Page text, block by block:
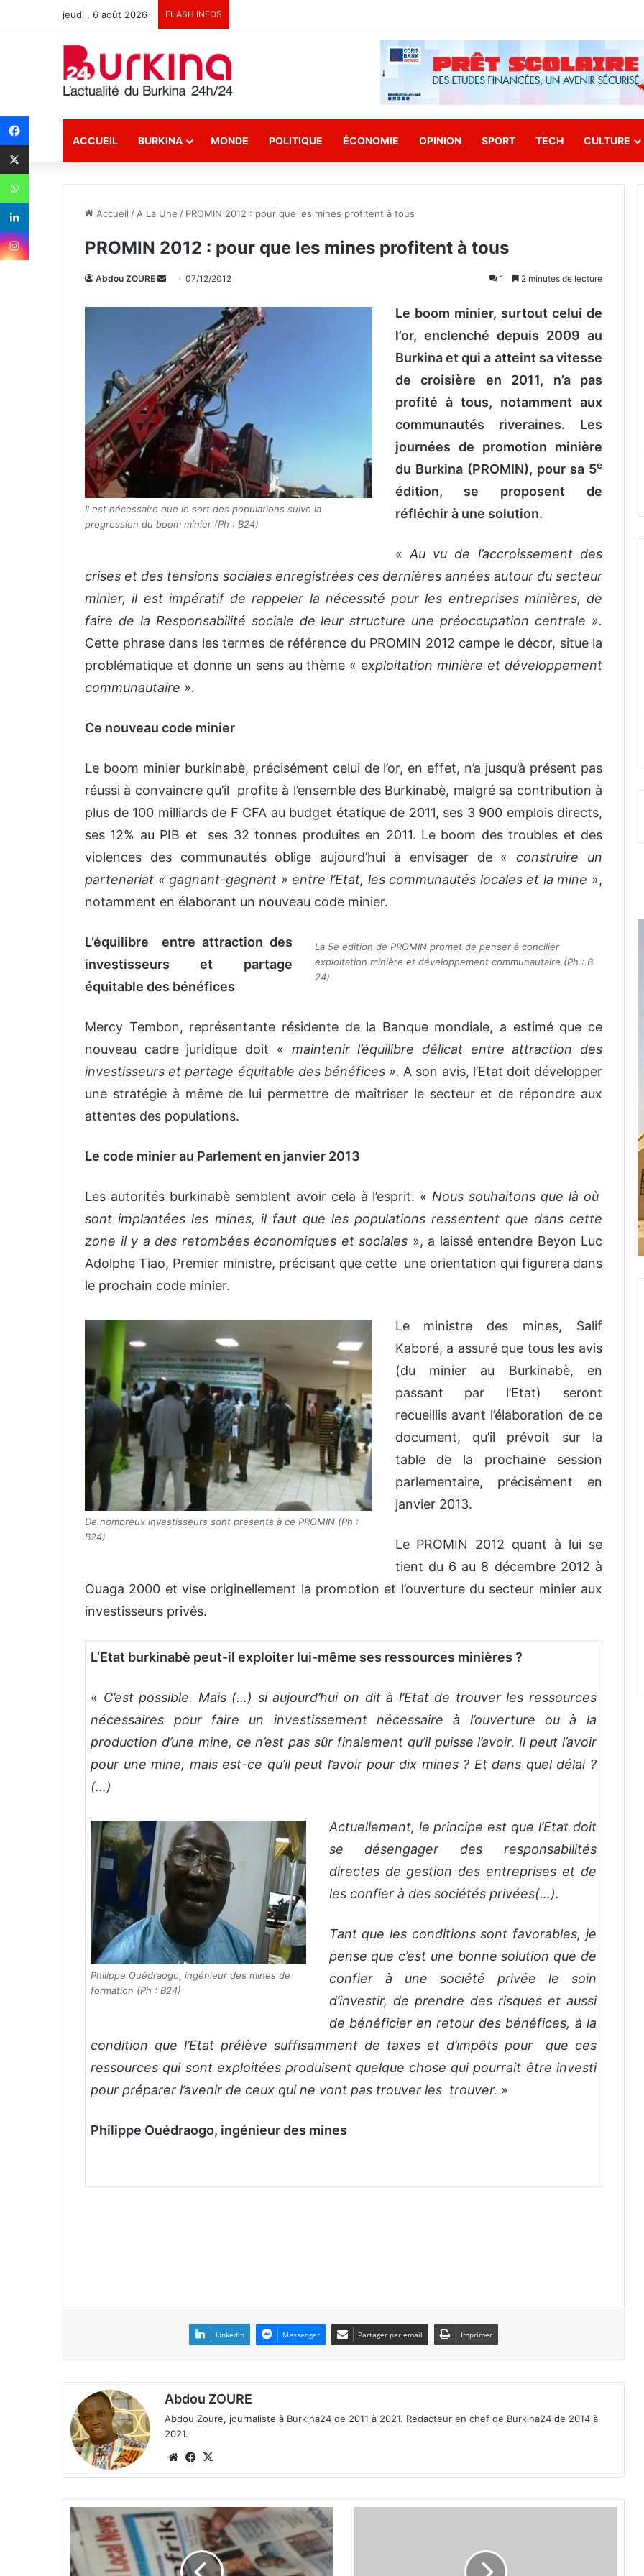
jeudi , 6 août 2026 FLASH INFOS
ACCUEIL BURKINA MONDE POLITIQUE ÉCONOMIE OPINION SPORT TECH CULTURE
Accueil / A La Une / PROMIN 2012 : pour que les mines profitent à tous
PROMIN 2012 : pour que les mines profitent à tous
Abdou ZOURE
e
r
u
n
c
o
i
07/12/2012 1 2 minutes de lecture
Il est nécessaire que le sort des populations suive la
progression du boom minier (Ph : B24)
Le boom minier, surtout celui de
l’or, enclenché depuis 2009 au
Burkina et qui a atteint sa vitesse
de croisière en 2011, n’a pas
profité à tous, notamment aux
communautés riveraines. Les
journées de promotion minière
du Burkina (PROMIN), pour sa 5e
édition, se proposent de
réfléchir à une solution.
« Au vu de l’accroissement des
crises et des tensions sociales enregistrées ces dernières années autour du secteur
minier, il est impératif de rappeler la nécessité pour les entreprises minières, de
faire de la Responsabilité sociale de leur structure une préoccupation centrale ».
Cette phrase dans les termes de référence du PROMIN 2012 campe le décor, situe la
problématique et donne un sens au thème « exploitation minière et développement
communautaire ».
Ce nouveau code minier
Le boom minier burkinabè, précisément celui de l’or, en effet, n’a jusqu’à présent pas
réussi à convaincre qu’il profite à l’ensemble des Burkinabè, malgré sa contribution à
plus de 100 milliards de F CFA au budget étatique de 2011, ses 3 900 emplois directs,
ses 12% au PIB et ses 32 tonnes produites en 2011. Le boom des troubles et des
violences des communautés oblige aujourd’hui à envisager de «construire un
partenariat « gagnant-gagnant » entre l’Etat, les communautés locales et la mine »,
notamment en élaborant un nouveau code minier.
La 5e édition de PROMIN promet de penser à concilier
exploitation minière et développement communautaire (Ph : B
24)
L’équilibre entre attraction des
investisseurs et partage
équitable des bénéfices
Mercy Tembon, représentante résidente de la Banque mondiale, a estimé que ce
nouveau cadre juridique doit « maintenir l’équilibre délicat entre attraction des
investisseurs et partage équitable des bénéfices ». A son avis, l’Etat doit développer
une stratégie à même de lui permettre de maîtriser le secteur et de répondre aux
attentes des populations.
Le code minier au Parlement en janvier 2013
Les autorités burkinabè semblent avoir cela à l’esprit. « Nous souhaitons que là où
sont implantées les mines, il faut que les populations ressentent que dans cette
zone il y a des retombées économiques et sociales », a laissé entendre Beyon Luc
Adolphe Tiao, Premier ministre, précisant que cette une orientation qui figurera dans
le prochain code minier.
De nombreux investisseurs sont présents à ce PROMIN (Ph :
B24)
Le ministre des mines, Salif
Kaboré, a assuré que tous les avis
(du minier au Burkinabè, en
passant par l’Etat) seront
recueillis avant l’élaboration de ce
document, qu’il prévoit sur la
table de la prochaine session
parlementaire, précisément en
janvier 2013.
Le PROMIN 2012 quant à lui se
tient du 6 au 8 décembre 2012 à
Ouaga 2000 et vise originellement la promotion et l’ouverture du secteur minier aux
investisseurs privés.
L’Etat burkinabè peut-il exploiter lui-même ses ressources minières ?
« C’est possible. Mais (…) si aujourd’hui on dit à l’Etat de trouver les ressources
nécessaires pour faire un investissement nécessaire à l’ouverture ou à la
production d’une mine, ce n’est pas sûr finalement qu’il puisse l’avoir. Il peut l’avoir
pour une mine, mais est-ce qu’il peut l’avoir pour dix mines ? Et dans quel délai ?
(…)
Philippe Ouédraogo, ingénieur des mines de
formation (Ph : B24)
Actuellement, le principe est que l’Etat doit
se désengager des responsabilités
directes de gestion des entreprises et de
les confier à des sociétés privées(…).
Tant que les conditions sont favorables, je
pense que c’est une bonne solution que de
confier à une société privée le soin
d’investir, de prendre des risques et aussi
de bénéficier en retour des bénéfices, à la
condition que l’Etat prélève suffisamment de taxes et d’impôts pour que ces
ressources qui sont exploitées produisent quelque chose qui pourrait être investi
pour préparer l’avenir de ceux qui ne vont pas trouver les trouver. »
Philippe Ouédraogo, ingénieur des mines
Linkedin Messenger Partager par email Imprimer
Abdou ZOURE
Abdou Zouré, journaliste à Burkina24 de 2011 à 2021. Rédacteur en chef de Burkina24 de 2014 à
2021.
We
bsi
Fa
ce
ok
«
F
c